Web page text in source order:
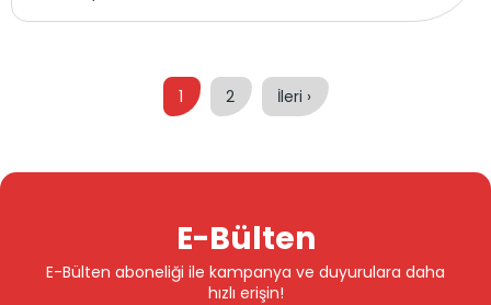
1 2 İleri ›
E-Bülten
E-Bülten aboneliği ile kampanya ve duyurulara daha
hızlı erişin!